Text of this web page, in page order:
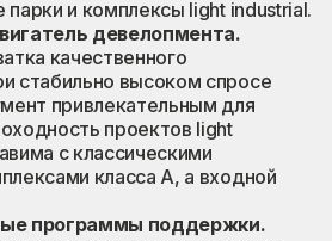
парки и комплексы light industrial.
девелопмента.
качественного
стабильно высоком спросе
привлекательным для
проектов light
с классическими
класса А, а входной
программы поддержки.